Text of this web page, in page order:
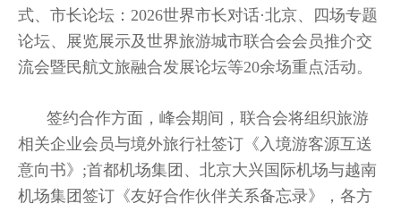
式、市长论坛：2026世界市长对话·北京、四场专题
论坛、展览展示及世界旅游城市联合会会员推介交
流会暨民航文旅融合发展论坛等20余场重点活动。
签约合作方面，峰会期间，联合会将组织旅游
相关企业会员与境外旅行社签订《入境游客源互送
意向书》;首都机场集团、北京大兴国际机场与越南
机场集团签订《友好合作伙伴关系备忘录》，各方